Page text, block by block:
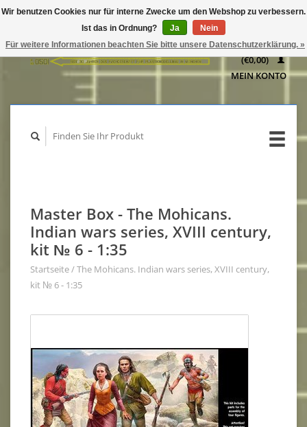
WARENKORB
(€0,00)
MEIN KONTO
Master Box - The Mohicans.
Indian wars series, XVIII century,
kit № 6 - 1:35
Startseite/The Mohicans. Indian wars series, XVIII century,
kit № 6 - 1:35
Wir benutzen Cookies nur für interne Zwecke um den Webshop zu verbessern.
Ist das in Ordnung?
Ja
Nein
Für weitere Informationen beachten Sie bitte unsere Datenschutzerklärung. »